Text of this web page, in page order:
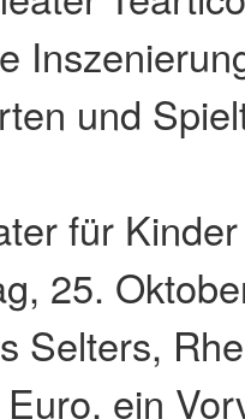
und
für
25.
Selters,
ein